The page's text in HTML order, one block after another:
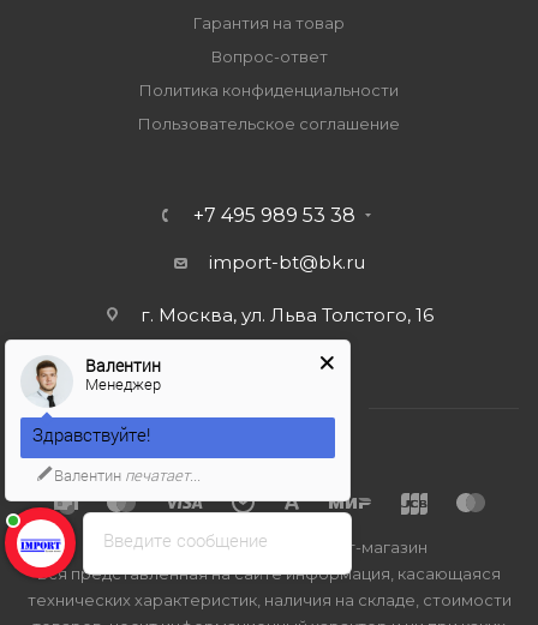
Гарантия на товар
Вопрос-ответ
Политика конфиденциальности
Пользовательское соглашение
+7 495 989 53 38
import-bt@bk.ru
г. Москва, ул. Льва Толстого, 16
2026 © Import-bt.ru - интернет-магазин
Вся представленная на сайте информация, касающаяся
технических характеристик, наличия на складе, стоимости
Введите сообщение
Валентин
Менеджер
Здравствуйте!
Валентин печатает...